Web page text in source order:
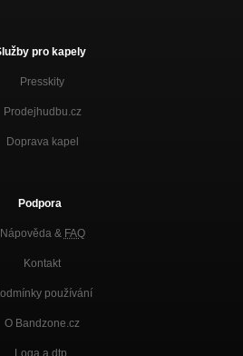
pro kapely
Presskity
Prodejhudbu.cz
Doprava kapel
Podpora
Nápověda & FAQ
Kontakt
používání
O Bandzone.cz